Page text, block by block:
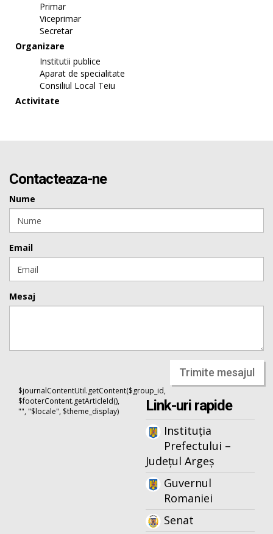
Primar
Viceprimar
Secretar
Organizare
Institutii publice
Aparat de specialitate
Consiliul Local Teiu
Activitate
Contacteaza-ne
Nume
Email
Mesaj
Trimite mesajul
$journalContentUtil.getContent($group_id,
$footerContent.getArticleId(),
"", "$locale", $theme_display)
Link-uri rapide
Instituția
Prefectului –
Județul Argeș
Guvernul
Romaniei
Senat